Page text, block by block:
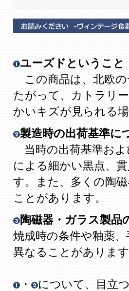
ユーズドということ
この商品は、北欧の
たがって、カトラリ
かいキズが見られる
製造時の出荷基準に
当時の出荷基準およ
による細かい黒点、
す。また、多くの陶
ことがあります。
陶磁器・ガラス製品
焼成時の条件や釉薬
異なることがありま
・
について、目立